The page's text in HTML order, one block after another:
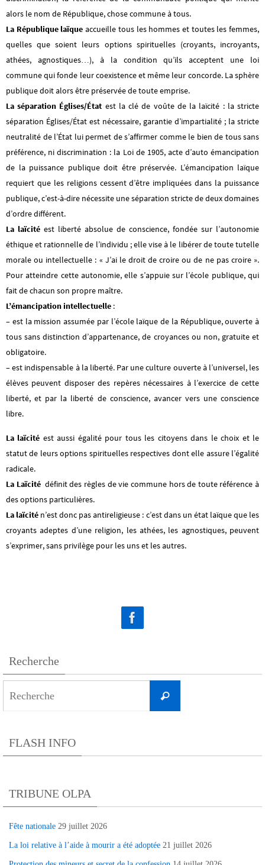
alors le nom de République, chose commune à tous.
La République laïque accueille tous les hommes et toutes les femmes,
quelles que soient leurs options spirituelles (croyants, incroyants,
athées, agnostiques…), à la condition qu’ils acceptent une loi
commune qui fonde leur coexistence et même leur concorde. La sphère
publique doit alors être préservée de toute emprise.
La séparation Églises/État est la clé de voûte de la laïcité :la stricte
séparation Églises/État est nécessaire, garantie d’impartialité ; la stricte
neutralité de l’État lui permet de s’affirmer comme le bien de tous sans
préférence, ni discrimination : la Loi de 1905, acte d’auto émancipation
de la puissance publique doit être préservée. L’émancipation laïque
requiert que les religions cessent d’être impliquées dans la puissance
publique, c’est-à-dire nécessite une séparation stricte de deux domaines
d’ordre différent.
La laïcité est liberté absolue de conscience, fondée sur l’autonomie
éthique et rationnelle de l’individu ; elle vise à le libérer de toute tutelle
morale ou intellectuelle : « J’ai le droit de croire ou de ne pas croire ».
Pour atteindre cette autonomie, elle s’appuie sur l’école publique, qui
fait de chacun son propre maître.
L’émancipation intellectuelle :
– est la mission assumée par l’école laïque de la République, ouverte à
tous sans distinction d’appartenance, de croyances ou non, gratuite et
obligatoire.
– est indispensable à la liberté. Par une culture ouverte à l’universel, les
élèves peuvent disposer des repères nécessaires à l’exercice de cette
liberté, et par la liberté de conscience, avancer vers une conscience
libre.
La laïcité est aussi égalité pour tous les citoyens dans le choix et le
statut de leurs options spirituelles respectives dont elle assure l’égalité
radicale.
La Laïcité définit des règles de vie commune hors de toute référence à
des options particulières.
La laïcité n’est donc pas antireligieuse : c’est dans un état laïque que les
croyants adeptes d’une religion, les athées, les agnostiques, peuvent
s’exprimer, sans privilège pour les uns et les autres.
Recherche
Recherche
FLASH INFO
TRIBUNE OLPA
Fête nationale 29 juillet 2026
La loi relative à l’aide à mourir a été adoptée 21 juillet 2026